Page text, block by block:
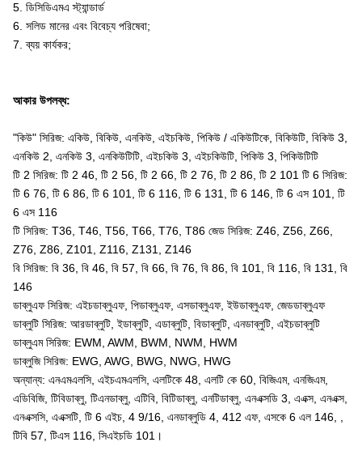
5. ডিসিডিএমএ স্ট্যান্ডার্ড
6. সলিড মানের এবং বিবেচ্য পরিষেবা;
7. ব্যয় কার্যকর;
আকার উপলব্ধ:
"কিউ" সিরিজ: একিউ, বিকিউ, এনকিউ, এইচকিউ, পিকিউ / একিউটিকে, বিকিউটি, বিকিউ 3,
এনকিউ 2, এনকিউ 3, এনকিউটিটি, এইচকিউ 3, এইচকিউটি, পিকিউ 3, পিকিউটিটি
টি 2 সিরিজ: টি 2 46, টি 2 56, টি 2 66, টি 2 76, টি 2 86, টি 2 101 টি 6 সিরিজ:
টি 6 76, টি 6 86, টি 6 101, টি 6 116, টি 6 131, টি 6 146, টি 6 এস 101, টি
6 এস 116
টি সিরিজ: T36, T46, T56, T66, T76, T86 জেড সিরিজ: Z46, Z56, Z66,
Z76, Z86, Z101, Z116, Z131, Z146
বি সিরিজ: বি 36, বি 46, বি 57, বি 66, বি 76, বি 86, বি 101, বি 116, বি 131, বি
146
ডাব্লুএফ সিরিজ: এইচডাব্লুএফ, পিডাব্লুএফ, এসডাব্লুএফ, ইউডাব্লুএফ, জেডডাব্লুএফ
ডাব্লুটি সিরিজ: আরডাব্লুটি, ইডাব্লুটি, এডাব্লুটি, বিডাব্লুটি, এনডাব্লুটি, এইচডাব্লুটি
ডাব্লুএম সিরিজ: EWM, AWM, BWM, NWM, HWM
ডাব্লুজি সিরিজ: EWG, AWG, BWG, NWG, HWG
অন্যান্য: এনএমএলসি, এইচএমএলসি, এলটিকে 48, এলটি কে 60, বিজিএম, এনজিএম,
এডিবিজি, টিবিডাব্লু, টিএনডাব্লু, এটিবি, বিটিডাব্লু, এনটিডাব্লু, এনএক্সডি 3, এএক্স, এনএক্স,
এনএক্সসি, এএক্সটি, টি 6 এইচ, 4 9/16, এনডাব্লুডি 4, 412 এফ, এসকে 6 এল 146, ,
টিবি 57, টিএস 116, সিএইচডি 101।